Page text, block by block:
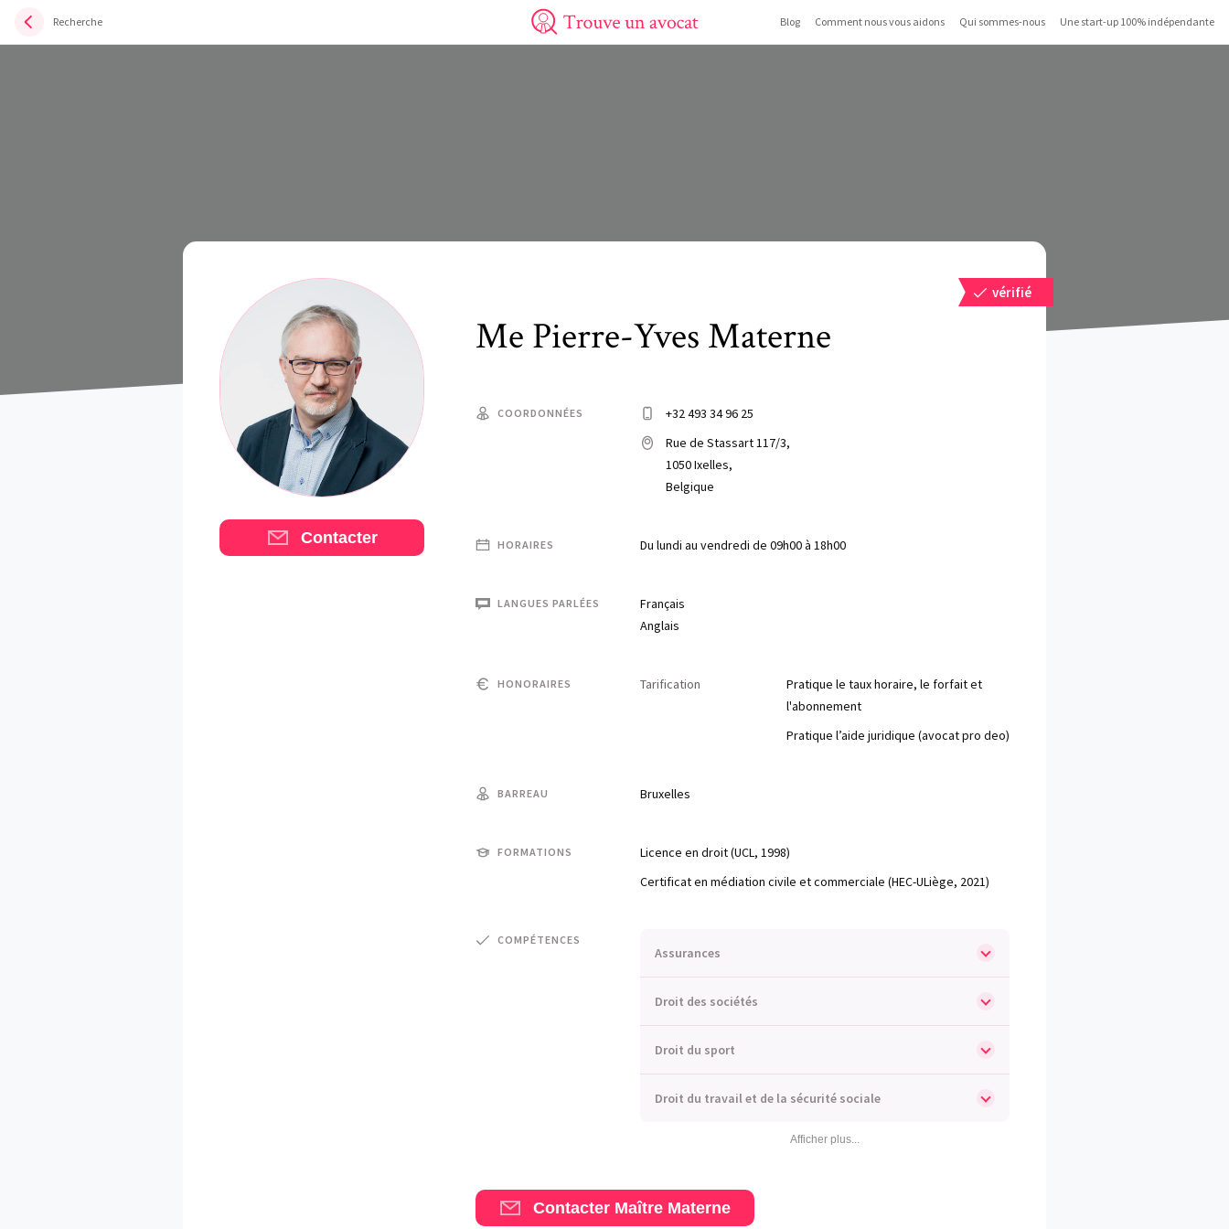
Recherche
Trouve un avocat
Blog Comment nous vous aidons Qui sommes-nous Une start-up 100% indépendante
Me Pierre-Yves Materne
vérifié
COORDONNÉES
+32 493 34 96 25
Rue de Stassart 117/3,
1050 Ixelles,
Belgique
HORAIRES Du lundi au vendredi de 09h00 à 18h00
LANGUES PARLÉES
Français
Anglais
HONORAIRES Tarification
Pratique le taux horaire, le forfait et
l'abonnement
Pratique l’aide juridique (avocat pro deo)
BARREAU Bruxelles
FORMATIONS
Licence en droit (UCL, 1998)
Certificat en médiation civile et commerciale (HEC-ULiège, 2021)
COMPÉTENCES
Assurances
Droit des sociétés
Droit du sport
Droit du travail et de la sécurité sociale
Afficher plus...
Contacter
Contacter Maître Materne